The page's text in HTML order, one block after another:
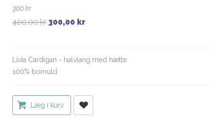
300 kr
400,00 kr 300,00 kr
Livia Cardigan - halvlang med hætte
100% bomuld
Læg i kurv